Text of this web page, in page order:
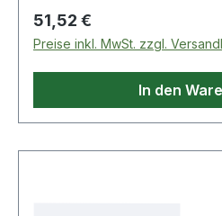
Regulärer Preis:
51,52 €
Preise inkl. MwSt. zzgl.
In den